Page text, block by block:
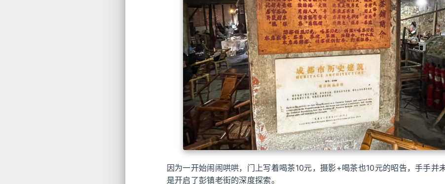
因为一开始闹闹哄哄，门上写着喝茶10元，摄影+喝茶也10元的昭告，手手并
是开启了彭镇老街的深度探索。